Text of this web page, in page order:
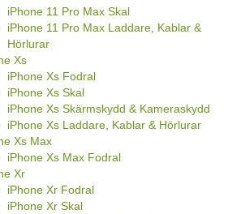
iPhone 11 Pro Max Skal
iPhone 11 Pro Max Laddare, Kablar &
Hörlurar
Xs
iPhone Xs Fodral
iPhone Xs Skal
iPhone Xs Skärmskydd & Kameraskydd
iPhone Xs Laddare, Kablar & Hörlurar
Xs Max
iPhone Xs Max Fodral
Xr
iPhone Xr Fodral
iPhone Xr Skal